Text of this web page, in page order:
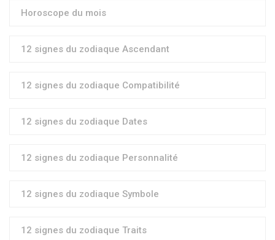
Horoscope du mois
12 signes du zodiaque Ascendant
12 signes du zodiaque Compatibilité
12 signes du zodiaque Dates
12 signes du zodiaque Personnalité
12 signes du zodiaque Symbole
12 signes du zodiaque Traits